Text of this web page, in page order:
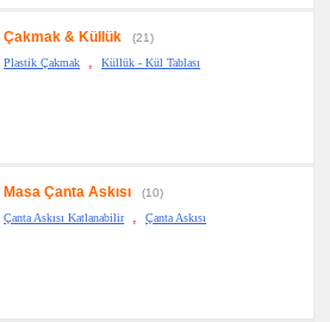
Çakmak & Küllük
(21)
Plastik Çakmak
, Küllük - Kül Tablası
Masa Çanta Askısı
(10)
Çanta Askısı Katlanabilir
, Çanta Askısı